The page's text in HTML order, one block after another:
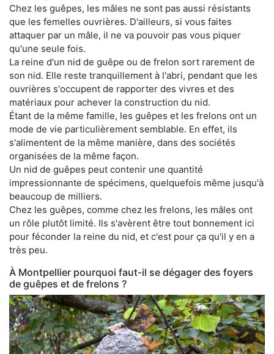
Chez les guêpes, les mâles ne sont pas aussi résistants
que les femelles ouvrières. D'ailleurs, si vous faites
attaquer par un mâle, il ne va pouvoir pas vous piquer
qu'une seule fois.
La reine d'un nid de guêpe ou de frelon sort rarement de
son nid. Elle reste tranquillement à l'abri, pendant que les
ouvrières s'occupent de rapporter des vivres et des
matériaux pour achever la construction du nid.
Étant de la même famille, les guêpes et les frelons ont un
mode de vie particulièrement semblable. En effet, ils
s'alimentent de la même manière, dans des sociétés
organisées de la même façon.
Un nid de guêpes peut contenir une quantité
impressionnante de spécimens, quelquefois même jusqu'à
beaucoup de milliers.
Chez les guêpes, comme chez les frelons, les mâles ont
un rôle plutôt limité. Ils s'avèrent être tout bonnement ici
pour féconder la reine du nid, et c'est pour ça qu'il y en a
très peu.
À Montpellier pourquoi faut-il se dégager des foyers
de guêpes et de frelons ?